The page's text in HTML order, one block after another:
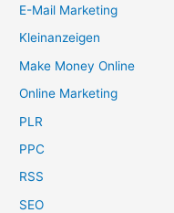
E-Mail Marketing
Kleinanzeigen
Make Money Online
Online Marketing
PLR
PPC
RSS
SEO